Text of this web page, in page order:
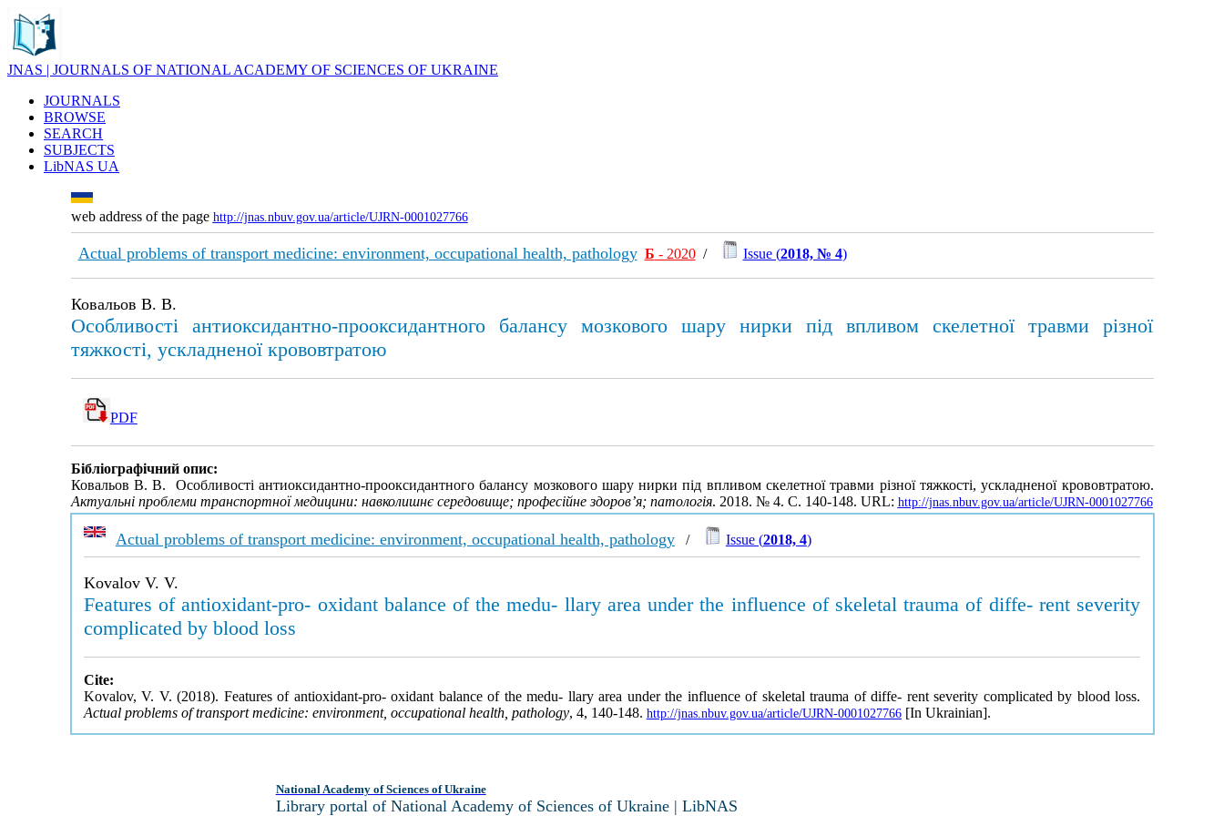
JNAS | JOURNALS OF NATIONAL ACADEMY OF SCIENCES OF UKRAINE
JOURNALS
BROWSE
SEARCH
SUBJECTS
LibNAS UA
web address of the page http://jnas.nbuv.gov.ua/article/UJRN-0001027766
Actual problems of transport medicine: environment, occupational health, pathology Б - 2020/ Issue (2018, № 4)
Ковальов В. В.
Особливості антиоксидантно-прооксидантного балансу мозкового шару нирки під впливом скелетної травми різної
тяжкості, ускладненої крововтратою
PDF
Бібліографічний опис:
Ковальов В. В. Особливості антиоксидантно-прооксидантного балансу мозкового шару нирки під впливом скелетної травми різної тяжкості, ускладненої крововтратою.
Актуальні проблеми транспортної медицини: навколишнє середовище; професійне здоров’я; патологія. 2018. № 4. С. 140-148. URL: http://jnas.nbuv.gov.ua/article/UJRN-0001027766
Actual problems of transport medicine: environment, occupational health, pathology/ Issue (2018, 4)
Kovalov V. V.
Features of antioxidant-pro- oxidant balance of the medu- llary area under the influence of skeletal trauma of diffe- rent severity
complicated by blood loss
Cite:
Kovalov, V. V. (2018). Features of antioxidant-pro- oxidant balance of the medu- llary area under the influence of skeletal trauma of diffe- rent severity complicated by blood loss.
Actual problems of transport medicine: environment, occupational health, pathology, 4, 140-148. http://jnas.nbuv.gov.ua/article/UJRN-0001027766[In Ukrainian].
National Academy of Sciences of Ukraine
Library portal of National Academy of Sciences of Ukraine | LibNAS